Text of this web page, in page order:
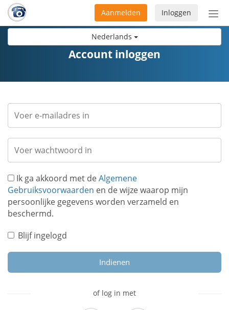
Nederlands
Inloggen
Aanmelden
Account inloggen
Ik ga akkoord met deAlgemene
Gebruiksvoorwaarden en de wijze waarop mijn
persoonlijke gegevens worden verzameld en
beschermd.
Blijf ingelogd
Indienen
of log in met